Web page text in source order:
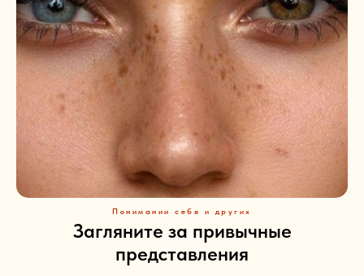
Понимании себя и других
Загляните за привычные
представления